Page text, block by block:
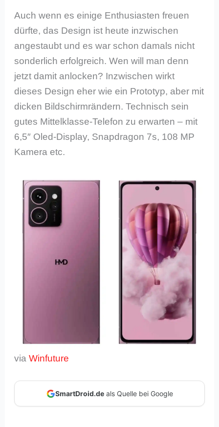
Auch wenn es einige Enthusiasten freuen
dürfte, das Design ist heute inzwischen
angestaubt und es war schon damals nicht
sonderlich erfolgreich. Wen will man denn
jetzt damit anlocken? Inzwischen wirkt
dieses Design eher wie ein Prototyp, aber mit
dicken Bildschirmrändern. Technisch sein
gutes Mittelklasse-Telefon zu erwarten – mit
6,5″ Oled-Display, Snapdragon 7s, 108 MP
Kamera etc.
viaWinfuture
SmartDroid.deals Quelle bei Google